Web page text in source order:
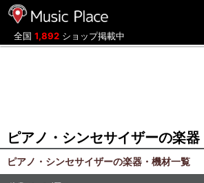
全国 1,892 ショップ掲載中
ピアノ・シンセサイザーの楽
ピアノ・シンセサイザーの楽器・機材一覧